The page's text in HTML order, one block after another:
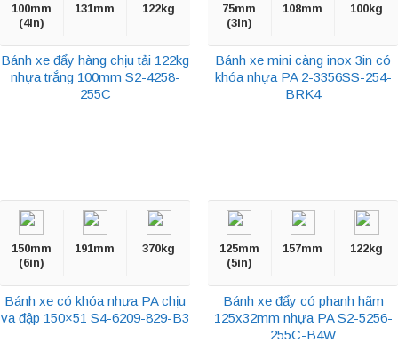
100mm
(4in)
131mm 122kg
Bánh xe đẩy hàng chịu tải 122kg
nhựa trắng 100mm S2-4258-
255C
75mm
(3in)
108mm 100kg
Bánh xe mini càng inox 3in có
khóa nhựa PA 2-3356SS-254-
BRK4
150mm
(6in)
191mm 370kg
Bánh xe có khóa nhưa PA chịu
va đập 150×51 S4-6209-829-B3
125mm
(5in)
157mm 122kg
Bánh xe đẩy có phanh hãm
125x32mm nhựa PA S2-5256-
255C-B4W